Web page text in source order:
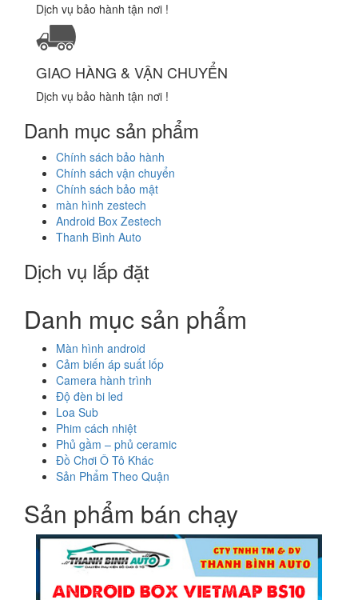
Dịch vụ bảo hành tận nơi !
GIAO HÀNG & VẬN CHUYỂN
Dịch vụ bảo hành tận nơi !
Danh mục sản phẩm
Chính sách bảo hành
Chính sách vận chuyển
Chính sách bảo mật
màn hình zestech
Android Box Zestech
Thanh Bình Auto
Dịch vụ lắp đặt
Danh mục sản phẩm
Màn hình android
Cảm biến áp suất lốp
Camera hành trình
Độ đèn bi led
Loa Sub
Phim cách nhiệt
Phủ gầm – phủ ceramic
Đồ Chơi Ô Tô Khác
Sản Phẩm Theo Quận
Sản phẩm bán chạy